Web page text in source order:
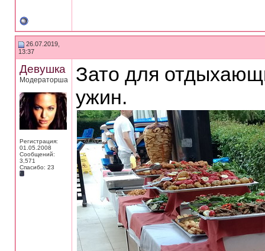
26.07.2019,
13:37
Девушка
Модераторша
Регистрация:
01.05.2008
Сообщений:
3,571
Спасибо: 23
Зато для
ужин.